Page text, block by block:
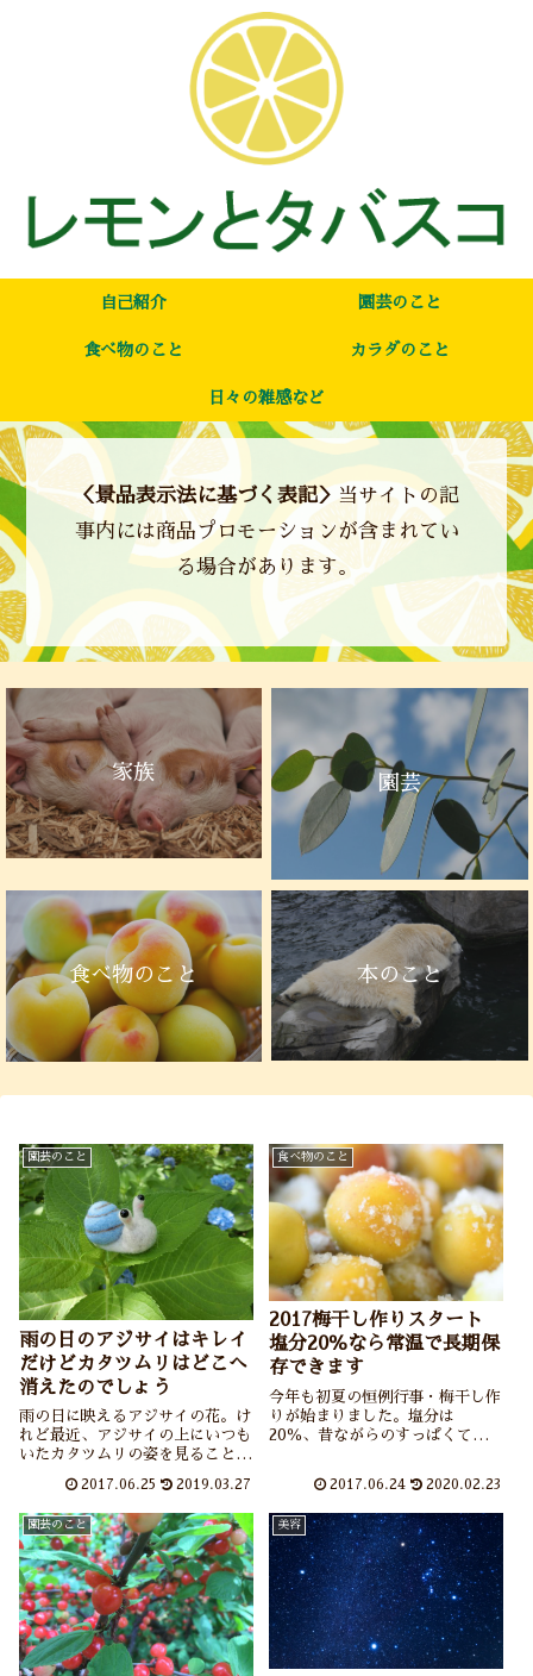
自己紹介 園芸のこと
食べ物のこと カラダのこと
日々の雑感など
＜景品表示法に基づく表記＞ 当サイトの記
事内には商品プロモーションが含まれてい
る場合があります。
家族
園芸
食べ物のこと 本のこと
園芸のこと
雨の日のアジサイはキレイ
だけどカタツムリはどこへ
消えたのでしょう
雨の日に映えるアジサイの花。け
れど最近、アジサイの上にいつも
いたカタツムリの姿を見ることが
クジは毎年よく現れます。ナメク
ジ駆除の方法などを紹介していま
す。
2017.06.25 2019.03.27
食べ物のこと
2017梅干し作りスタート
塩分20％なら常温で長期保
存できます
今年も初夏の恒例行事・梅干し作
りが始まりました。塩分は
20％、昔ながらのすっぱくてし
の手順も紹介しています。
2017.06.24 2020.02.23
園芸のこと 美容